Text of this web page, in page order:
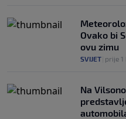
Ovako bi
ovu zimu
SVIJET prije 1
Na